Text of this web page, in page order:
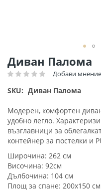
Диван Палома
Рейтинг: Добави мнение
SKU Диван Палома
Модерен, комфортен
удобно легло.
възглавници за
контейнер за постелки и
Широчина: 262 см
Височина: 92см
Дълбочина: 104 см
Площ за спане: 200х150 см
Преминете
към
началото
на
галерия
със
снимки